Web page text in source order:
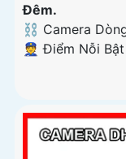
Ðêm.
⛓ Camera
️👮 Điểm Nỗi